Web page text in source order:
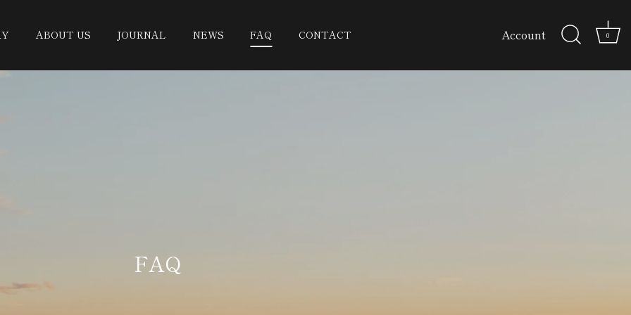
ABOUT US JOURNAL NEWS FAQ CONTACT Account 0
FAQ